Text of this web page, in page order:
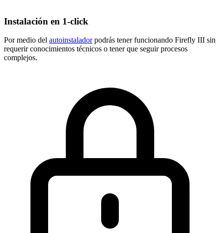
Instalación en 1-click
Por medio del autoinstaladorpodrás tener funcionando Firefly III sin
requerir conocimientos técnicos o tener que seguir procesos
complejos.